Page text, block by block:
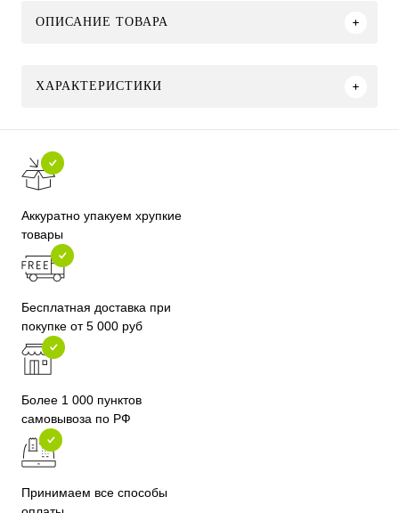
ОПИСАНИЕ ТОВАРА
ХАРАКТЕРИСТИКИ
Аккуратно упакуем хрупкие
товары
Бесплатная доставка при
покупке от 5 000 руб
Более 1 000 пунктов
самовывоза по РФ
Принимаем все способы